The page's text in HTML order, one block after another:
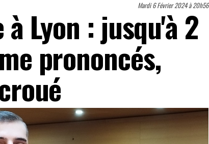
Mardi 6 Février 2024 à 20h56
Lyon : jusqu'à 2
prononcés,